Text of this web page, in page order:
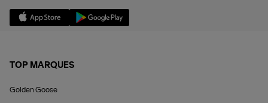
TOP MARQUES
Golden Goose